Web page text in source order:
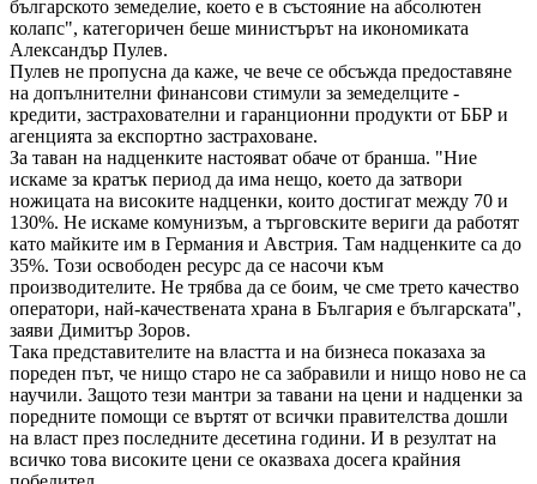
българското земеделие, което е в състояние на абсолютен
колапс", категоричен беше министърът на икономиката
Александър Пулев.
Пулев не пропусна да каже, че вече се обсъжда предоставяне
на допълнителни финансови стимули за земеделците -
кредити, застрахователни и гаранционни продукти от ББР и
агенцията за експортно застраховане.
За таван на надценките настояват обаче от бранша. "Ние
искаме за кратък период да има нещо, което да затвори
ножицата на високите надценки, които достигат между 70 и
130%. Не искаме комунизъм, а търговските вериги да работят
като майките им в Германия и Австрия. Там надценките са до
35%. Този освободен ресурс да се насочи към
производителите. Не трябва да се боим, че сме трето качество
оператори, най-качествената храна в България е българската",
заяви Димитър Зоров.
Така представителите на властта и на бизнеса показаха за
пореден път, че нищо старо не са забравили и нищо ново не са
научили. Защото тези мантри за тавани на цени и надценки за
поредните помощи се въртят от всички правителства дошли
на власт през последните десетина години. И в резултат на
всичко това високите цени се оказваха досега крайния